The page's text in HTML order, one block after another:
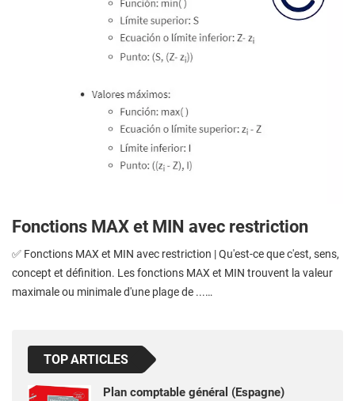
Fonctions MAX et MIN avec restriction
✅ Fonctions MAX et MIN avec restriction | Qu'est-ce que c'est, sens,
concept et définition. Les fonctions MAX et MIN trouvent la valeur
maximale ou minimale d'une plage de ...…
TOP ARTICLES
Plan comptable général (Espagne)